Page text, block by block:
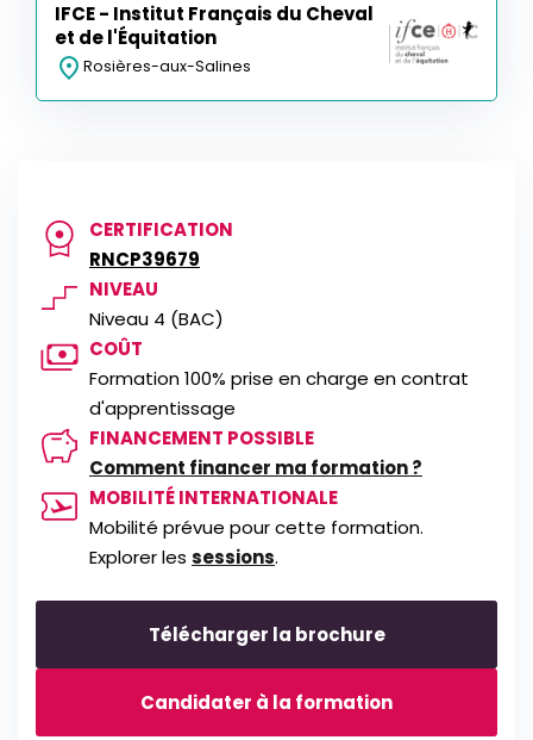
IFCE - Institut Français du Cheval
et de l'Équitation
Rosières-aux-Salines
CERTIFICATION
RNCP39679
NIVEAU
Niveau 4 (BAC)
COÛT
Formation 100% prise en charge en contrat
d'apprentissage
FINANCEMENT POSSIBLE
Comment financer ma formation ?
MOBILITÉ INTERNATIONALE
Mobilité prévue pour cette formation.
Explorer les sessions.
Télécharger la brochure
Candidater à la formation